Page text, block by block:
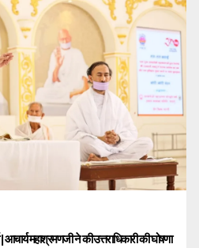
महाश्रमणजी ने की उत्तराधिकारी की घोषणा